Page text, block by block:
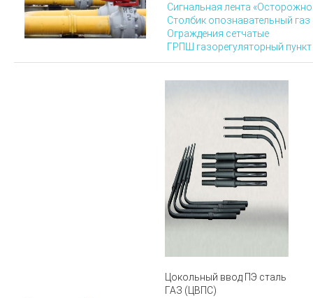
Сигнальная лента «Осторожно
Столбик опознавательный
Ограждения сетчатые
ГРПШ газорегуляторный
Цокольный ввод ПЭ сталь
ГАЗ ( ЦВПС)